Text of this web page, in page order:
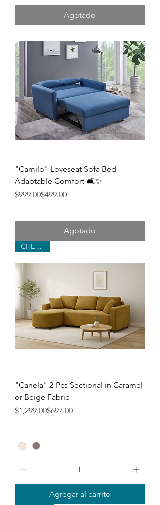
Agotado
"Camilo" Loveseat Sofa Bed–
Adaptable Comfort 🛋️✨
Precio
$999.00
Precio de oferta
$499.00
Agotado
CHENILLE
"Canela" 2-Pcs Sectional in Caramel
or Beige Fabric
Precio
$1,299.00
Precio de oferta
$697.00
Agregar al carrito